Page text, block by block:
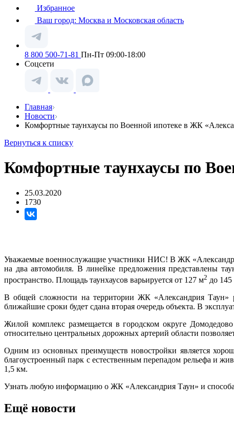
Избранное
Ваш город: Москва и Московская область
8 800 500-71-81 Пн-Пт 09:00-18:00
Соцсети
Главная
Новости
Комфортные таунхаусы по Военной ипотеке в ЖК
Вернуться к списку
Комфортные таунхаусы по
25.03.2020
1730
Уважаемые военнослужащие участники НИС! В ЖК
на два автомобиля. В линейке предложения представлены
пространство. Площадь таунхаусов варьируется от 127 м2 до
В общей сложности на территории ЖК «Александрия Таун»
ближайшие сроки будет сдана вторая очередь объекта. В
Жилой комплекс размещается в городском округе
относительно центральных дорожных артерий области
Одним из основных преимуществ новостройки является
благоустроенный парк с естественным перепадом рельефа и
1,5 км.
Узнать любую информацию о ЖК «Александрия Таун» и
Ещё новости